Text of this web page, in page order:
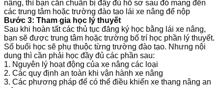
nâng, thì bạn cần chuẩn bị đầy đủ hồ sơ sau đó mang đến
các trung tâm hoặc trường đào tạo lái xe nâng để nộp
Bước 3: Tham gia học lý thuyết
Sau khi hoàn tất các thủ tục đăng ký học bằng lái xe nâng,
bạn sẽ được trung tâm hoặc trường bố trí học phần lý thuyết.
Số buổi học sẽ phụ thuộc từng trường đào tạo. Nhưng nội
dung thì cần phải học đầy đủ các phần sau:
1. Nguyên lý hoạt động của xe nâng các loại
2. Các quy định an toàn khi vận hành xe nâng
3. Các phương pháp để có thể điều khiển xe thang nâng an